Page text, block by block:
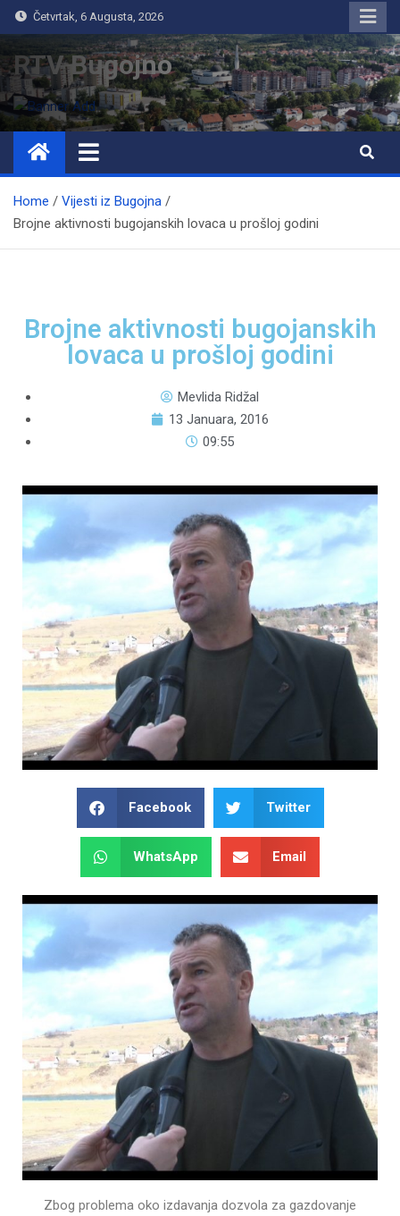
Četvrtak, 6 Augusta, 2026
RTV Bugojno
Home
Vijesti iz Bugojna
Brojne aktivnosti bugojanskih lovaca u prošloj godini
Brojne aktivnosti bugojanskih
lovaca u prošloj godini
Mevlida Ridžal
13 Januara, 2016
09:55
Facebook Twitter
WhatsApp Email
Zbog problema oko izdavanja dozvola za gazdovanje